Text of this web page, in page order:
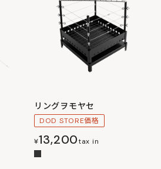
リングヲモヤセ
DOD STORE価格
¥13,200tax in